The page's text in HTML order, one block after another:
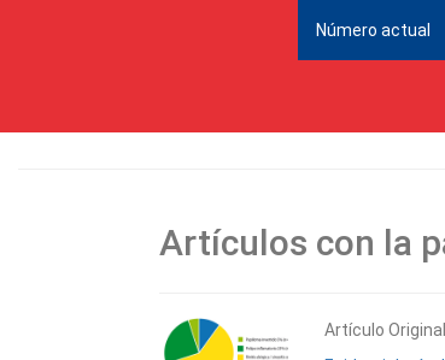
Número actual
Artículos con la
Artículo Original